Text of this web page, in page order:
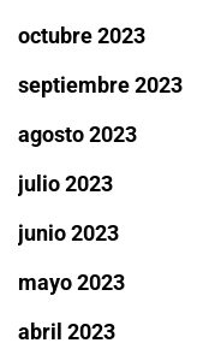
octubre 2023
septiembre 2023
agosto 2023
julio 2023
junio 2023
mayo 2023
abril 2023